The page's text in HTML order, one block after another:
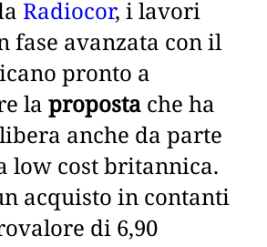
Radiocor, i lavori
fase avanzata con il
pronto a
la proposta che ha
anche da parte
low cost britannica.
acquisto in contanti
di 6,90